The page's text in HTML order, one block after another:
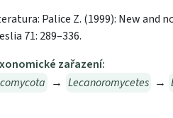
Palice Z. (1999): New and
71: 289–336.
zařazení:
→ Lecanoromycetes →